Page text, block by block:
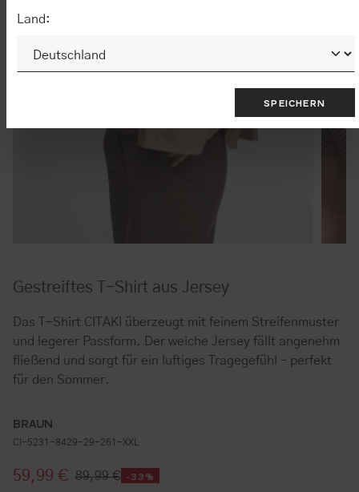
Gestreiftes T-Shirt aus Jersey
Das T-Shirt CITAKI überzeugt mit feinem Streifenmuster
und legerer Passform. Der weiche Jersey fällt angenehm
fließend und sorgt für ein luftiges Tragegefühl – perfekt
für den Sommer.
BRAUN
CI-5231-8429-29-261-XXL
Verkaufspreis:
59,99 € 89,99 € -33%
Land:
SPEICHERN